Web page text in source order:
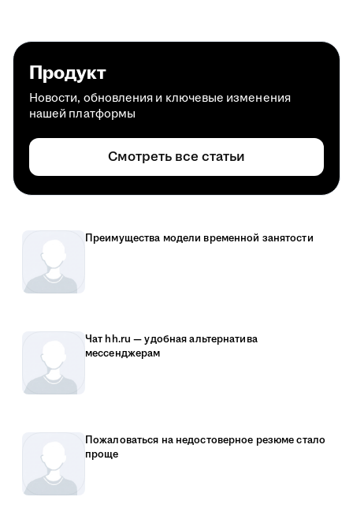
Продукт
Новости, обновления и ключевые изменения
нашей платформы
Смотреть все статьи
Преимущества модели временной занятости
Чат hh.ru — удобная альтернатива
мессенджерам
Пожаловаться на недостоверное резюме стало
проще